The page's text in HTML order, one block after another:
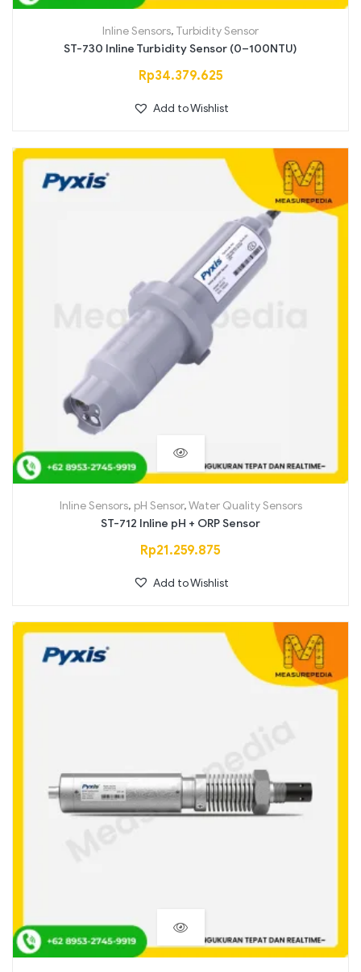
Inline Sensors, Turbidity Sensor
ST-730 Inline Turbidity Sensor (0–100NTU)
Rp34.379.625
Add to Wishlist
Inline Sensors, pH Sensor,Water Quality Sensors
ST-712 Inline pH + ORP Sensor
Rp21.259.875
Add to Wishlist